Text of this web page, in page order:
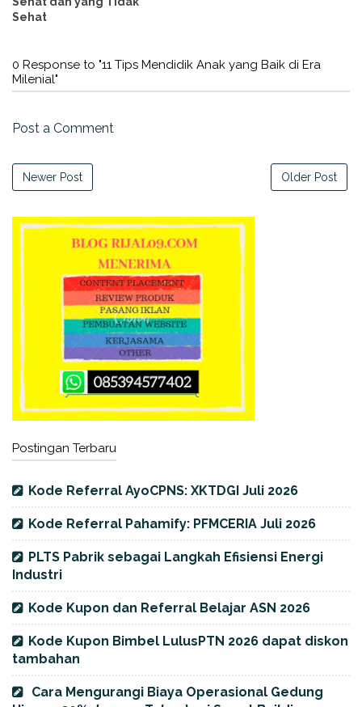
Sehat
0 Response to "11 Tips Mendidik Anak yang Baik di Era
Milenial"
Post a Comment
Newer Post Older Post
Postingan Terbaru
Kode Referral AyoCPNS: XKTDGI Juli 2026
Kode Referral Pahamify: PFMCERIA Juli 2026
PLTS Pabrik sebagai Langkah Efisiensi Energi
Industri
Kode Kupon dan Referral Belajar ASN 2026
Kode Kupon Bimbel LulusPTN 2026 dapat diskon
tambahan
Cara Mengurangi Biaya Operasional Gedung